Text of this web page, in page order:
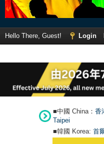
Hello There, Guest! Login
■中國 China： 香
Taipei
■韓國 Korea: 首